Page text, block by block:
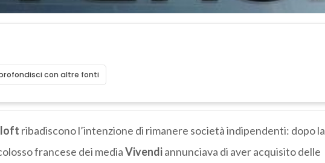
con altre fonti
ribadiscono l’intenzione di rimanere società indipendenti: dopo la
francese dei mediaVivendiannunciava di aver acquisito delle